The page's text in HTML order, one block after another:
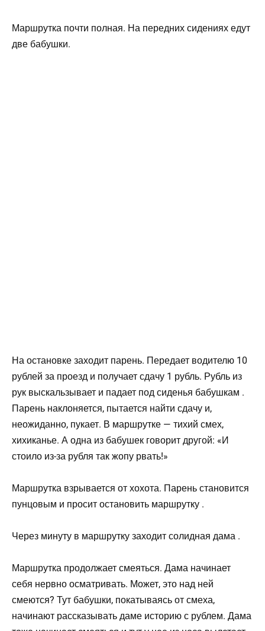
Маршрутка почти полная. На передних сидениях едут
две бабушки.
На остановке заходит парень. Передает водителю 10
рублей за проезд и получает сдачу 1 рубль. Рубль из
рук выскальзывает и падает под сиденья бабушкам .
Парень наклоняется, пытается найти сдачу и,
неожиданно, пукает. В маршрутке — тихий смех,
хихиканье. А одна из бабушек говорит другой: «И
стоило из-за рубля так жопу рвать!»
Маршрутка взрывается от хохота. Парень становится
пунцовым и просит остановить маршрутку .
Через минуту в маршрутку заходит солидная дама .
Маршрутка продолжает смеяться. Дама начинает
себя нервно осматривать. Может, это над ней
смеются? Тут бабушки, покатываясь от смеха,
начинают рассказывать даме историю с рублем. Дама